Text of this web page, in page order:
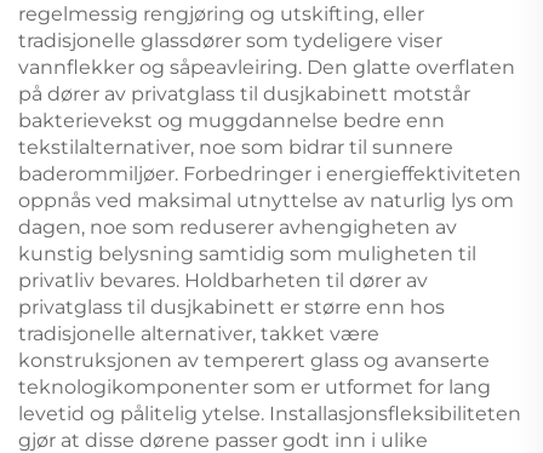
regelmessig rengjøring og utskifting, eller
tradisjonelle glassdører som tydeligere viser
vannflekker og såpeavleiring. Den glatte overflaten
på dører av privatglass til dusjkabinett motstår
bakterievekst og muggdannelse bedre enn
tekstilalternativer, noe som bidrar til sunnere
baderommiljøer. Forbedringer i energieffektiviteten
oppnås ved maksimal utnyttelse av naturlig lys om
dagen, noe som reduserer avhengigheten av
kunstig belysning samtidig som muligheten til
privatliv bevares. Holdbarheten til dører av
privatglass til dusjkabinett er større enn hos
tradisjonelle alternativer, takket være
konstruksjonen av temperert glass og avanserte
teknologikomponenter som er utformet for lang
levetid og pålitelig ytelse. Installasjonsfleksibiliteten
gjør at disse dørene passer godt inn i ulike